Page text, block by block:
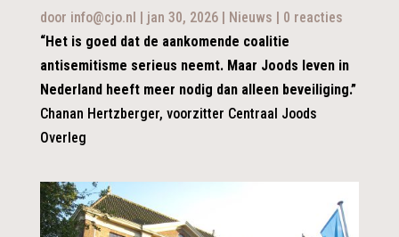
door info@cjo.nl | jan 30, 2026| Nieuws | 0 reacties
“Het is goed dat de aankomende coalitie
antisemitisme serieus neemt. Maar Joods leven in
Nederland heeft meer nodig dan alleen beveiliging.”
Chanan Hertzberger, voorzitter Centraal Joods
Overleg